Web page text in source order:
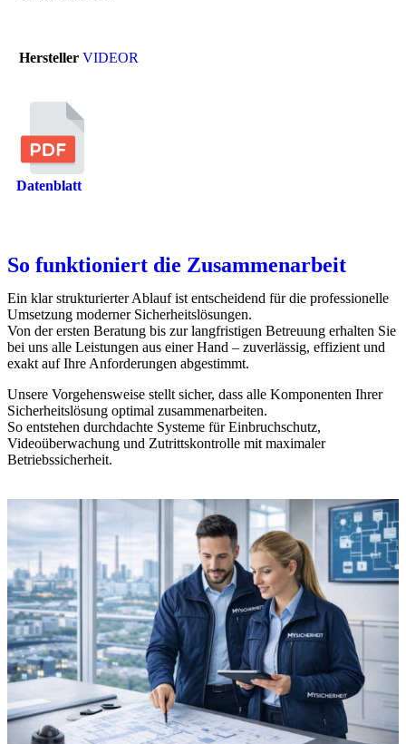
Hersteller VIDEOR
Datenblatt
So funktioniert die Zusammenarbeit
Ein klar strukturierter Ablauf ist entscheidend für die professionelle
Umsetzung moderner Sicherheitslösungen.
Von der ersten Beratung bis zur langfristigen Betreuung erhalten Sie
bei uns alle Leistungen aus einer Hand – zuverlässig, effizient und
exakt auf Ihre Anforderungen abgestimmt.
Unsere Vorgehensweise stellt sicher, dass alle Komponenten Ihrer
Sicherheitslösung optimal zusammenarbeiten.
So entstehen durchdachte Systeme für Einbruchschutz,
Videoüberwachung und Zutrittskontrolle mit maximaler
Betriebssicherheit.